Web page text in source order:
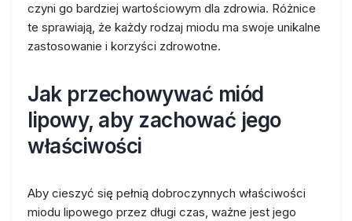
czyni go bardziej wartościowym dla zdrowia. Różnice
te sprawiają, że każdy rodzaj miodu ma swoje unikalne
zastosowanie i korzyści zdrowotne.
Jak przechowywać miód
lipowy, aby zachować jego
właściwości
Aby cieszyć się pełnią dobroczynnych właściwości
miodu lipowego przez długi czas, ważne jest jego